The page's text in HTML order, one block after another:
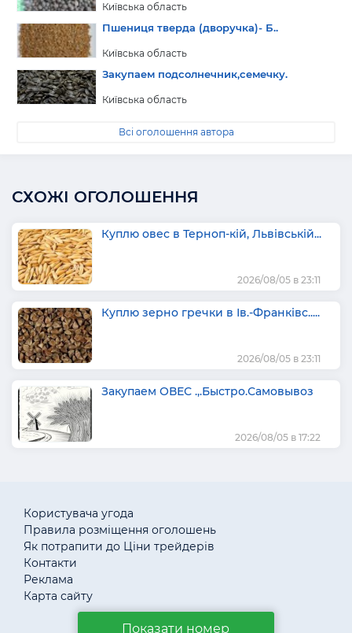
Київська область
Пшениця тверда (дворучка)- Б..
Київська область
Закупаем подсолнечник,семечку.
Київська область
Всі оголошення автора
СХОЖІ ОГОЛОШЕННЯ
Куплю овес в Терноп-кій, Львівській...
2026/08/05 в 23:11
Куплю зерно гречки в Ів.-Франківс.....
2026/08/05 в 23:11
Закупаем ОВЕС .,.Быстро.Самовывоз
2026/08/05 в 17:22
Показати номер
Користувача угода
Правила розміщення оголошень
Як потрапити до Ціни трейдерів
Контакти
Реклама
Карта сайту